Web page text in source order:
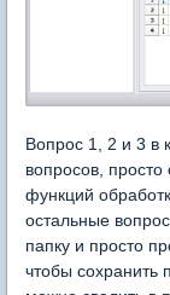
Вопрос 1, 2 и 3 в
вопросов,
функций
остальные
папку и просто
чтобы сохранить